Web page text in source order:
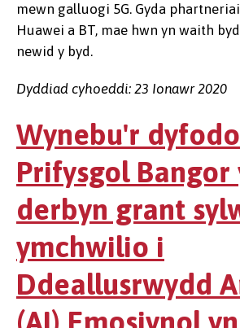
mewn galluogi 5G. Gyda
Huawei a BT, mae hwn yn waith
newid y byd.
Dyddiad cyhoeddi: 23 Ionawr 2020
Wynebu'r
Prifysgol Bangor
derbyn grant
ymchwilio i
Ddeallusrwydd